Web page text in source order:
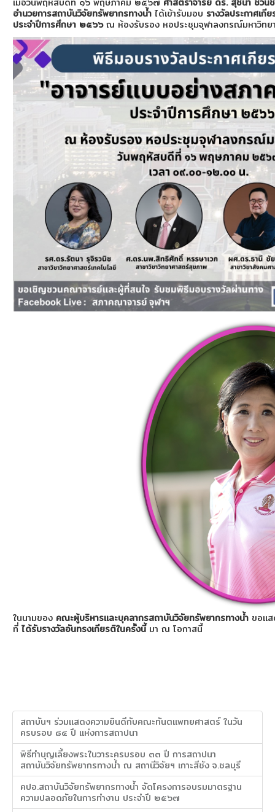
อำนวยการสถาบันวิจัยทรัพยากรทางน้ำ ได้เข้ารับมอบ รางวัลประกาศเ
ประจำปีการศึกษา ๒๕๖๖ณ ห้องรับรอง หอประชุมจุฬาลงกรณ์มหาวิทย
ในนามของ คณะผู้บริหารและบุคลากรสถาบันวิจัยทรัพยากรทางน้ำ ขอแ
ที่ ได้รับรางวัลอันทรงเกียรติในครั้งนี้ มา ณ โอกาสนี้
สถาบันฯ ร่วมแสดงความยินดีกับคณะทันตแพทยศาสตร์ ในวัน
ครบรอบ ๘๔ ปี แห่งการสถาปนา
พิธีทำบุญเลี้ยงพระในวาระครบรอบ ๓๓ ปี การสถาปนา
สถาบันวิจัยทรัพยากรทางน้ำ ณ สถานีวิจัยฯ เกาะสีชัง จ.ชลบุรี
คปอ.สถาบันวิจัยทรัพยากรทางน้ำ จัดโครงการอบรมมาตรฐาน
ความปลอดภัยในการทำงาน ประจำปี ๒๕๖๗